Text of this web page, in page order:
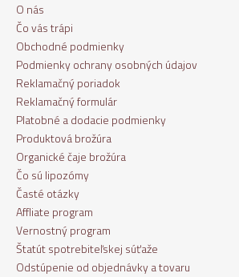
O nás
Čo vás trápi
Obchodné podmienky
Podmienky ochrany osobných údajov
Reklamačný poriadok
Reklamačný formulár
Platobné a dodacie podmienky
Produktová brožúra
Organické čaje brožúra
Čo sú lipozómy
Časté otázky
Affliate program
Vernostný program
Štatút spotrebiteľskej súťaže
Odstúpenie od objednávky a tovaru